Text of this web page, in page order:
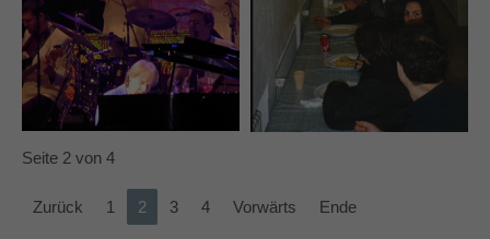
Seite 2 von 4
Zurück 1 2 3 4 Vorwärts Ende